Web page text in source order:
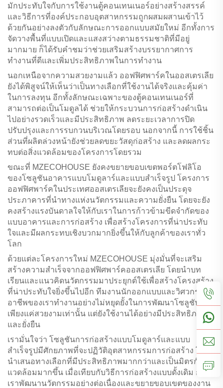
มักประทับใจกับการใช้งานตู้คอนเทนเนอร์อย่างสร้างสรรค์
และวิธีการที่องค์ประกอบอุตสาหกรรมถูกผสมผสานเข้าไว้
ด้วยกันอย่างลงตัวกับลักษณะการออกแบบสมัยใหม่ อีกทั้งการ
จัดวางพื้นที่แบบเปิดและแสงสว่างตามธรรมชาติที่มีอยู่
มากมาย ก็ได้รับคำชมว่าช่วยเสริมสร้างบรรยากาศการ
ทำงานที่ดีและเพิ่มประสิทธิภาพในการทำงาน
นอกเหนือจากความสวยงามแล้ว ออฟฟิศพาร์คในออสเตรเลีย
ยังได้พิสูจน์ให้เห็นว่าเป็นทางเลือกที่ใช้งานได้จริงและคุ้มค่า
ในการลงทุน อีกทั้งลักษณะเฉพาะของตู้คอนเทนเนอร์ที่
สามารถต่อเป็นโมดูลได้ ช่วยให้กระบวนการก่อสร้างดำเนิน
ไปอย่างรวดเร็วและมีประสิทธิภาพ ลดระยะเวลาการปิด
ปรับปรุงและการรบกวนบริเวณโดยรอบ นอกจากนี้ การใช้ชิ้น
ส่วนที่ผลิตล่วงหน้ายังช่วยลดขยะวัสดุก่อสร้าง และลดผลกระ
ทบต่อสิ่งแวดล้อมของโครงการโดยรวม
ขณะที่ MZECOHOUSE ยังคงขยายขอบเขตพอร์ตโฟลิโอ
ของโซลูชันอาคารแบบโมดูลาร์และแบบสำเร็จรูป โครงการ
ออฟฟิศพาร์คในประเทศออสเตรเลียจะยังคงเป็นประดุจ
ประภาคารที่นำทางแห่งนวัตกรรมและความยั่งยืน โดยจะยัง
คงสร้างแรงบันดาลใจให้กับเราในการก้าวข้ามขีดจำกัดของ
แบบอาคารและการก่อสร้าง เพื่อสร้างโครงการที่น่าประทับ
ใจและมีผลกระทบเชิงบวกมากยิ่งขึ้นให้กับลูกค้าของเราทั่ว
โลก
ด้วยแต่ละโครงการใหม่ MZECOHOUSE มุ่งมั่นที่จะเสริม
สร้างความสำเร็จจากออฟฟิศพาร์คออสเตรเลีย โดยนำบท
เรียนและแนวคิดนวัตกรรมมาประยุกต์ใช้เพื่อสร้างโครงสร้าง
ที่น่าประทับใจยิ่งขึ้นไปอีก ทีมงานนักออกแบบและวิศวกรมือ
อาชีพของเราทำงานอย่างไม่หยุดยั้งในการพัฒนาโซลูชันที่ไม่
เพียงแค่สวยงามเท่านั้น แต่ยังใช้งานได้อย่างมีประสิทธิภาพ
และยั่งยืน
เรามั่นใจว่า โซลูชันการก่อสร้างแบบโมดูลาร์และแบบ
สำเร็จรูปมีศักยภาพที่จะปฏิวัติอุตสาหกรรมการก่อสร้าง โดย
นำเสนอทางเลือกที่มีประสิทธิภาพมากกว่าและเป็นมิตรกับสิ่ง
แวดล้อมมากขึ้น เมื่อเทียบกับวิธีการก่อสร้างแบบดั้งเดิม การที่
เราพัฒนานวัตกรรมอย่างต่อเนื่องและขยายขอบเขตของงาน